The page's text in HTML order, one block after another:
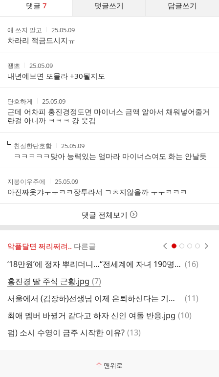
댓글 7 댓글쓰기 답글쓰기
스
작
성
자
애 쓰지 말고
작
성
시
간
25.05.09
차라리 적금드시지ㅠ
작
성
자
땡뽀
작
성
시
간
25.05.09
내년에보면 또몰라 +30될지도
작
성
자
단호하게
작
성
시
간
25.05.09
근데 어차피 홍진경정도면 마이너스 금액 알아서 채워넣어줄거
란걸 아니까 ㅋㅋㅋ 걍 웃김
작
성
자
친절한단호함
작
성
시
간
25.05.09
ㅋㅋㅋㅋㅋ맞아 능력있는 엄마라 마이너스여도 화는 안날듯
작
성
자
지붕이우주에
작
성
시
간
25.05.09
아진짜웃갸ㅜㅜㅋㅋ장투라서 ㄱㅊ지않을까 ㅜㅜㅋㅋㅋ
댓글 전체보기
악플달면 쩌리쩌려.. 다른글
‘18만원’에 정자 뿌리더니…“전세계에 자녀 190명 있다” 댓
(16)
홍진경 딸 주식 근황.jpg 댓
글
(7)
서울에서 (김장하)선생님 이제 은퇴하신다는 기사 보고 왔다는 그 장학생 기억하시겠던가요?.x
댓
(11)
최애 멤버 바뀔거 같다고 하자 신인 여돌 반응.jpg 댓
(10)
펌) 소시 수영이 금주 시작한 이유? 댓
(13)
맨위로